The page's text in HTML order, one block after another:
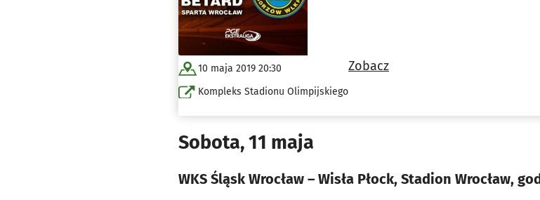
10 maja 2019 20:30
Kompleks Stadionu Olimpijskiego
Zobacz
Sobota, 11 maja
WKS Śląsk Wrocław – Wisła Płock, Stadion Wrocław,